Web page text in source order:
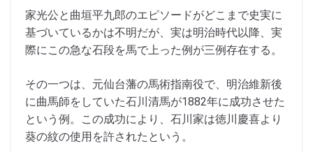
家光公と曲垣平九郎のエピソードがどこまで史実に
基づいているかは不明だが、実は明治時代以降、実
際にこの急な石段を馬で上った例が三例存在する。
その一つは、元仙台藩の馬術指南役で、明治維新後
に曲馬師をしていた石川清馬が1882年に成功させた
という例。この成功により、石川家は徳川慶喜より
葵の紋の使用を許されたという。